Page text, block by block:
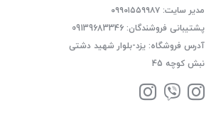
مدیر سایت: ۰۹۹۰۱۵۵۹۹۸۷
پشتیبانی فروشندگان: 09139683346
آدرس فروشگاه: یزد-بلوار شهید دشتی
نبش کوچه 45